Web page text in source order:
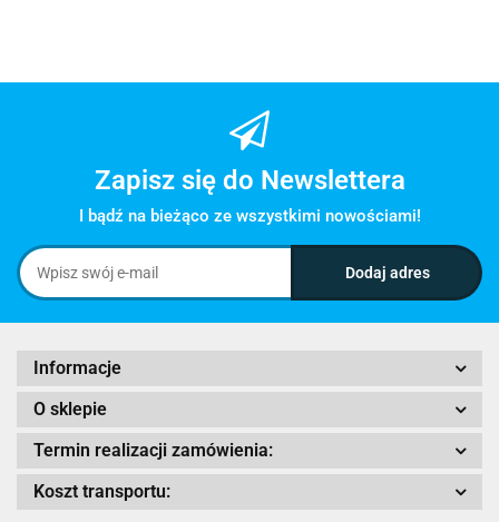
Zapisz się do Newslettera
I bądź na bieżąco ze wszystkimi nowościami!
Informacje
O sklepie
Termin realizacji zamówienia:
Koszt transportu: